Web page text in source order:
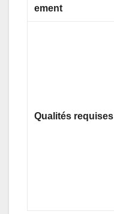
ement
Qualités requises